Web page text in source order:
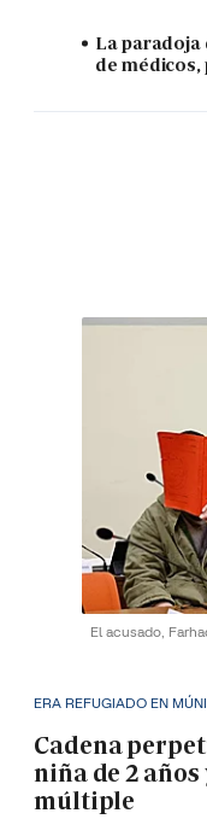
La paradoja
de
El acusado,
ERA REFUGIADO EN
Cadena
niña de 2
múltiple